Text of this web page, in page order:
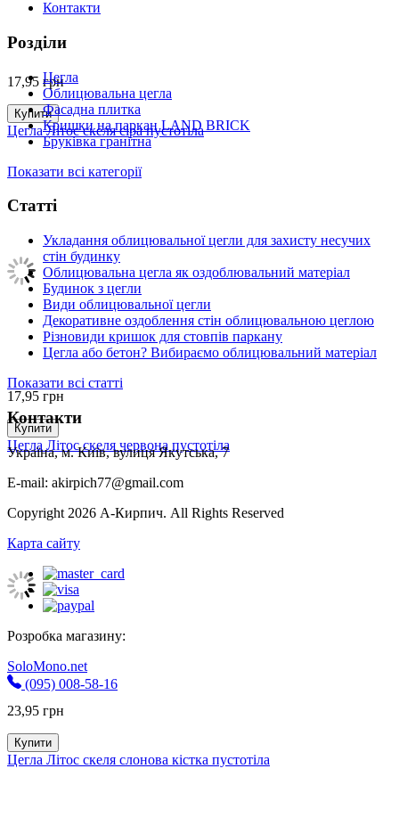
17,95 грн
Купити
Цегла Літос скеля сіра пустотіла
17,95 грн
Купити
Цегла Літос скеля червона пустотіла
23,95 грн
Купити
Цегла Літос скеля слонова кістка пустотіла
Контакти
Розділи
Цегла
Облицювальна цегла
Фасадна плитка
Кришки на паркан LAND BRICK
Бруківка гранітна
Показати всі категорії
Статті
Укладання облицювальної цегли для захисту несучих
стін будинку
Облицювальна цегла як оздоблювальний матеріал
Будинок з цегли
Види облицювальної цегли
Декоративне оздоблення стін облицювальною цеглою
Різновиди кришок для стовпів паркану
Цегла або бетон? Вибираємо облицювальний матеріал
Показати всі статті
Контакти
Україна, м. Київ, вулиця Якутська, 7
E-mail: akirpich77@gmail.com
Copyright 2026 А-Кирпич. All Rights Reserved
Карта сайту
Розробка магазину:
SoloMono.net
(095) 008-58-16